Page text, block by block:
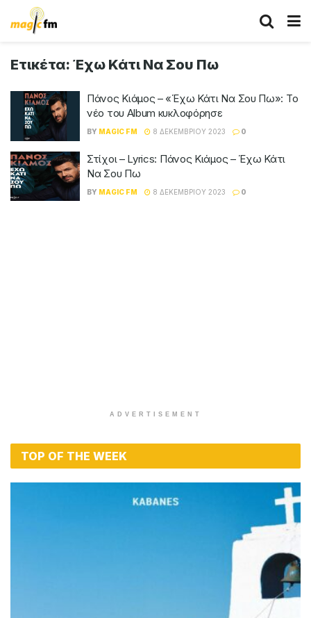
Ετικέτα: Έχω Κάτι Να Σου Πω
Πάνος Κιάμος – «Έχω Κάτι Να Σου Πω»: Το
νέο του Album κυκλοφόρησε
BY MAGIC FM 8 ΔΕΚΕΜΒΡΊΟΥ 2023 0
Στίχοι – Lyrics: Πάνος Κιάμος – Έχω Κάτι
Να Σου Πω
BY MAGIC FM 8 ΔΕΚΕΜΒΡΊΟΥ 2023 0
ADVERTISEMENT
TOP OF THE WEEK